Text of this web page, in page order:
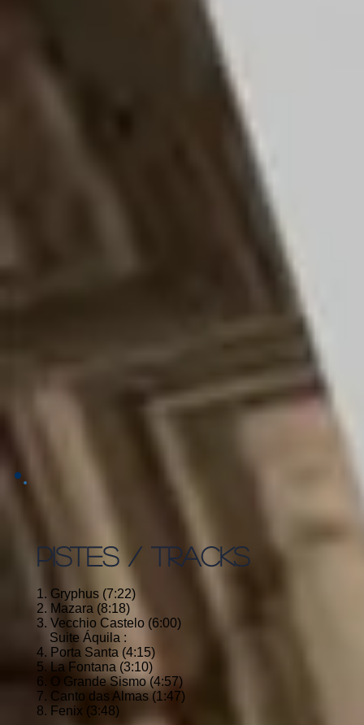
PISTES / TRACKS
1. Gryphus (7:22)
2. Mazara (8:18)
3. Vecchio Castelo (6:00)
Suite Áquila :
4. Porta Santa (4:15)
5. La Fontana (3:10)
6. O Grande Sismo (4:57)
7. Canto das Almas (1:47)
8. Fenix (3:48)